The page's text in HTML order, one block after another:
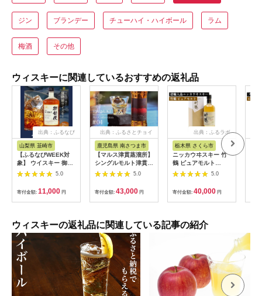
ジン ブランデー チューハイ・ハイボール ラム
梅酒 その他
ウィスキーに関連しているおすすめの返礼品
出典：ふるなび
山梨県 韮崎市
【ふるなびWEEK対
象】 ウイスキー 御勅
使(みだい) 700ml×3
本｜ウィスキー ハイ
5.0
寄付金額: 11,000 円
出典：ふるさとチョイ
ス
鹿児島県 南さつま市
【マルス津貫蒸溜所】
シングルモルト津貫
Minami-satsuma Art
#04（700ml） 数量
限定 本坊酒造 ウイス
キー ウィスキー 49%
ョン 下村貢 鹿児島県
南さつま市 お酒 洋酒
モルト マルス
5.0
寄付金額: 43,000 円
出典：ふるラボ
栃木県 さくら市
ニッカウヰスキー 竹
鶴 ピュアモルト
700ml 箱付き 逆輸入
品 ｜ 栃木県 さくら市
熟成 ニッカ ウィスキ
ー お酒 酒 国産 洋酒
ウイスキー
レゼント ギフト 贈り
物 贈答 熟成ウイスキ
イスキーギフト 蒸溜
所 晩酌 ハイボール ロ
ック お湯割り 水割り
家飲み 箱入り
5.0
寄付金額: 40,000 円
ウィスキーの返礼品に関連している記事の紹介